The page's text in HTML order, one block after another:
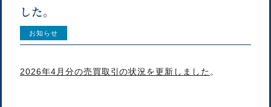
した。
お知らせ
2026年4月分の売買取引の状況を更新しました 。